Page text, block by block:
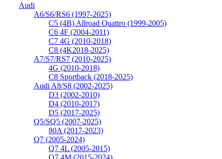
Audi
A6/S6/RS6 (1997-2025)
C5 (4B) Allroad Quattro (1999-2005)
C6 4F (2004-2011)
C7 4G (2010-2018)
C8 (4K2018-2025)
A7/S7/RS7 (2010-2025)
4G (2010-2018)
C8 Sportback (2018-2025)
Audi A8/S8 (2002-2025)
D3 (2002-2010)
D4 (2010-2017)
D5 (2017-2025)
Q5/SQ5 (2007-2025)
80A (2017-2023)
Q7 (2005-2024)
Q7 4L (2005-2015)
Q7 4M (2015-2024)